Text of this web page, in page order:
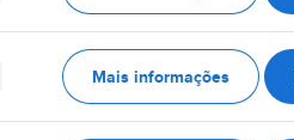
Mais informações